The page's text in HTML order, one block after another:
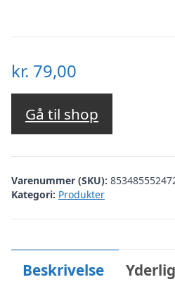
kr. 79,00
Gå til shop
Varenummer (SKU):
Kategori: Produkter
Beskrivelse